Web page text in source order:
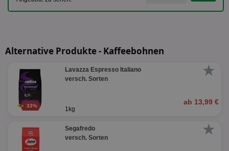
Alternative Produkte - Kaffeebohnen
★
33%
Lavazza Espresso Italiano
versch. Sorten
ab 13,99 €
1kg
★
Segafredo
versch. Sorten